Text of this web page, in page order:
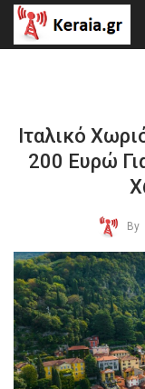
Ιταλικό
200 Ευρώ
By